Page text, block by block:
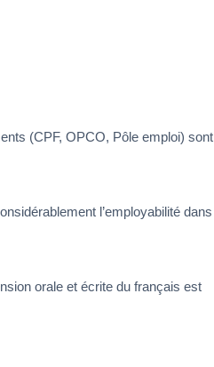
(CPF, OPCO, Pôle emploi) sont
l’employabilité dans
orale et écrite du français est